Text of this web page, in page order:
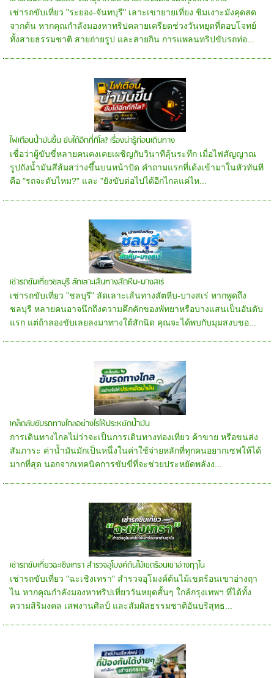
เช่ารถขับเที่ยว "ระยอง-จันทบุรี" เลาะเขายายเที่ยง ชิมเงาะมังคุดสด
จากต้น หากคุณกำลังมองหาทริปคลายเครียดช่วงวันหยุดที่ตอบโจทย์
ทั้งสายธรรมชาติ สายถ่ายรูป และสายกิน การแพลนทริปขับรถท่อ...
ไฟเตือนน้ำมันขึ้น ขับได้อีกกี่กิโล? เรื่องน่ารู้ก่อนเดินทาง
เชื่อว่าผู้ขับขี่หลายคนคงเคยเผชิญกับวินาทีลุ้นระทึก เมื่อไฟสัญญาณ
รูปถังน้ำมันสีส้มสว่างขึ้นบนหน้าปัด คำถามแรกที่เด้งเข้ามาในหัวทันที
คือ "รถจะดับไหม?" และ "ยังขับต่อไปได้อีกไกลแค่ไห...
เช่ารถขับเที่ยวชลบุรี ลัดเลาะเส้นทางสัตหีบ-บางสเร่
เช่ารถขับเที่ยว "ชลบุรี" ลัดเลาะเส้นทางสัตหีบ-บางสเร่ หากพูดถึง
ชลบุรี หลายคนอาจนึกถึงความคึกคักของพัทยาหรือบางแสนเป็นอันดับ
แรก แต่ถ้าลองขับเลยลงมาทางใต้สักนิด คุณจะได้พบกับมุมสงบขอ...
เคล็ดลับขับรถทางไกลอย่างไรให้ประหยัดน้ำมัน
การเดินทางไกลไม่ว่าจะเป็นการเดินทางท่องเที่ยว ค้าขาย หรือขนส่ง
สัมภาระ ค่าน้ำมันมักเป็นหนึ่งในค่าใช้จ่ายหลักที่ทุกคนอยากเซฟให้ได้
มากที่สุด นอกจากเทคนิคการขับขี่ที่จะช่วยประหยัดพลังง...
เช่ารถขับเที่ยวฉะเชิงเทรา สำรวจอุโมงค์ต้นไม้เขตร้อนเขาอ่างฤาไน
เช่ารถขับเที่ยว "ฉะเชิงเทรา" สำรวจอุโมงค์ต้นไม้เขตร้อนเขาอ่างฤา
ไน หากคุณกำลังมองหาทริปเที่ยววันหยุดสั้นๆ ใกล้กรุงเทพฯ ที่ได้ทั้ง
ความสิริมงคล เสพงานศิลป์ และสัมผัสธรรมชาติอันบริสุทธ...